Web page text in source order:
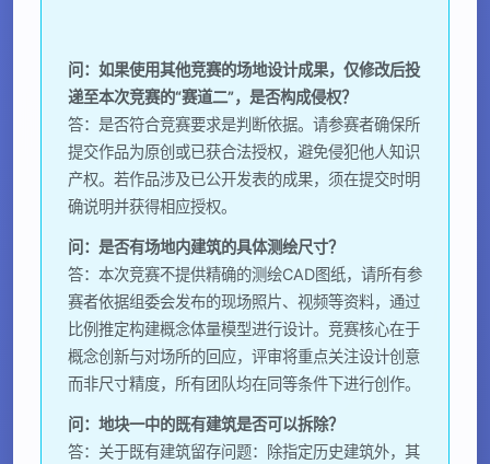
问：如果使用其他竞赛的场地设计成果，仅修改后投
递至本次竞赛的“赛道二”，是否构成侵权？
答：是否符合竞赛要求是判断依据。请参赛者确保所
提交作品为原创或已获合法授权，避免侵犯他人知识
产权。若作品涉及已公开发表的成果，须在提交时明
确说明并获得相应授权。
问：是否有场地内建筑的具体测绘尺寸？
答：本次竞赛不提供精确的测绘CAD图纸，请所有参
赛者依据组委会发布的现场照片、视频等资料，通过
比例推定构建概念体量模型进行设计。竞赛核心在于
概念创新与对场所的回应，评审将重点关注设计创意
而非尺寸精度，所有团队均在同等条件下进行创作。
问：地块一中的既有建筑是否可以拆除？
答：关于既有建筑留存问题：除指定历史建筑外，其